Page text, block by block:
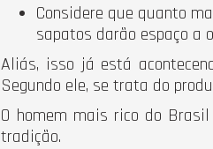
Considere que quanto
sapatos darão espaço a
Aliás, isso já está
Segundo ele, se trata do
O homem mais rico do
tradição.